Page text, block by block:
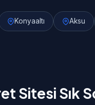
Konyaaltı Aksu
Sitesi Sık